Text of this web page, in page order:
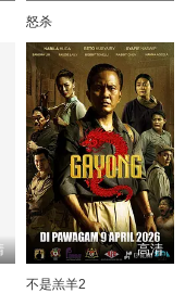
怒杀
高清
不是羔羊2